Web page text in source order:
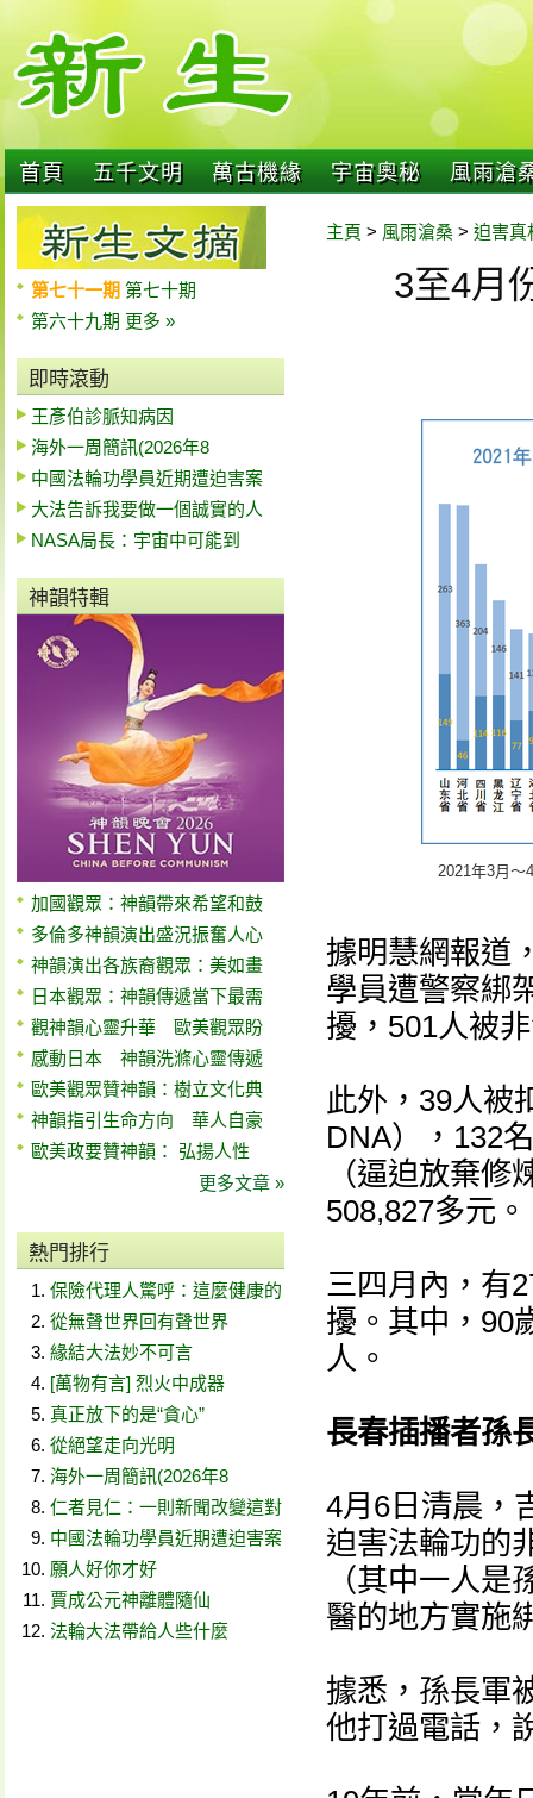
首頁 五千文明 萬古機緣 宇宙奧秘 風雨滄
第七十一期 第七十期
第六十九期 更多 »
即時滾動
王彥伯診脈知病因
海外一周簡訊(2026年8
中國法輪功學員近期遭迫害案
大法告訴我要做一個誠實的人
NASA局長：宇宙中可能到
神韻特輯
加國觀眾：神韻帶來希望和鼓
多倫多神韻演出盛況振奮人心
神韻演出各族裔觀眾：美如畫
日本觀眾：神韻傳遞當下最需
觀神韻心靈升華 歐美觀眾盼
感動日本 神韻洗滌心靈傳遞
歐美觀眾贊神韻：樹立文化典
神韻指引生命方向 華人自豪
歐美政要贊神韻： 弘揚人性
更多文章 »
熱門排行
保險代理人驚呼：這麼健康的
從無聲世界回有聲世界
緣結大法妙不可言
[萬物有言] 烈火中成器
真正放下的是“貪心”
從絕望走向光明
海外一周簡訊(2026年8
仁者見仁：一則新聞改變這對
中國法輪功學員近期遭迫害案
願人好你才好
賈成公元神離體隨仙
法輪大法帶給人些什麼
主頁 > 風雨滄桑 > 迫害真
3至4月
2021年3月～
據明慧網報道
學員遭警察綁
擾，501人被
此外，39人被
DNA），132
（逼迫放棄
508,827多元。
三四月內，有
擾。其中，90
人。
長春插播者孫
4月6日清晨，
迫害法輪功的
（其中一人
醫的地方實施
據悉，孫長軍
他打過電話，